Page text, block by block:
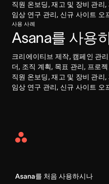
직원 온보딩, 재고 및 장비 관리
임상 연구 관리, 신규 사이트 오
사용 사례
Asana를 사용
크리에이티브 제작, 캠페인 관
더, 조직 계획, 목표 관리, 프로
직원 온보딩, 재고 및 장비 관리
임상 연구 관리, 신규 사이트 오
Asana
Asana를 처음 사용하시나